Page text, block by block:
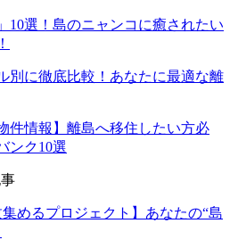
10選！島のニャンコに癒されたい
別に徹底比較！あなたに最適な離
件情報】離島へ移住したい方必
ンク10選
集めるプロジェクト】あなたの“島